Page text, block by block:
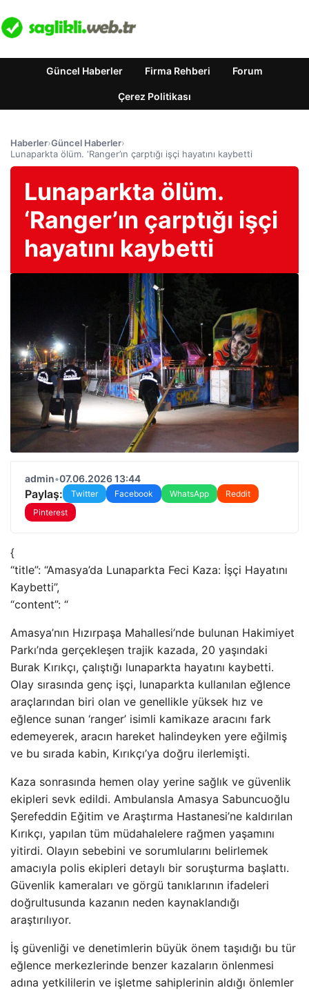
Güncel Haberler Firma Rehberi Forum
Çerez Politikası
Haberler›Güncel Haberler›
Lunaparkta ölüm. ‘Ranger’ın çarptığı işçi hayatını kaybetti
Lunaparkta ölüm.
‘Ranger’ın çarptığı işçi
hayatını kaybetti
admin•07.06.2026 13:44
Paylaş: Twitter Facebook WhatsApp
Reddit
Pinterest
{
“title”: “Amasya’da Lunaparkta Feci Kaza: İşçi Hayatını
Kaybetti”,
“content”: “
Amasya’nın Hızırpaşa Mahallesi’nde bulunan Hakimiyet
Parkı’nda gerçekleşen trajik kazada, 20 yaşındaki
Burak Kırıkçı, çalıştığı lunaparkta hayatını kaybetti.
Olay sırasında genç işçi, lunaparkta kullanılan eğlence
araçlarından biri olan ve genellikle yüksek hız ve
eğlence sunan ‘ranger’ isimli kamikaze aracını fark
edemeyerek, aracın hareket halindeyken yere eğilmiş
ve bu sırada kabin, Kırıkçı’ya doğru ilerlemişti.
Kaza sonrasında hemen olay yerine sağlık ve güvenlik
ekipleri sevk edildi. Ambulansla Amasya Sabuncuoğlu
Şerefeddin Eğitim ve Araştırma Hastanesi’ne kaldırılan
Kırıkçı, yapılan tüm müdahalelere rağmen yaşamını
yitirdi. Olayın sebebini ve sorumlularını belirlemek
amacıyla polis ekipleri detaylı bir soruşturma başlattı.
Güvenlik kameraları ve görgü tanıklarının ifadeleri
doğrultusunda kazanın neden kaynaklandığı
araştırılıyor.
İş güvenliği ve denetimlerin büyük önem taşıdığı bu tür
eğlence merkezlerinde benzer kazaların önlenmesi
adına yetkililerin ve işletme sahiplerinin aldığı önlemler